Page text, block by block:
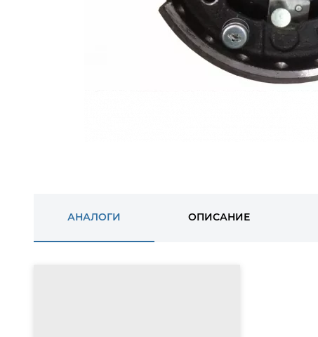
АНАЛОГИ ОПИСАНИЕ